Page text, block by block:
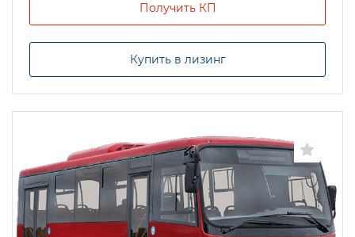
Получить КП
Купить в лизинг